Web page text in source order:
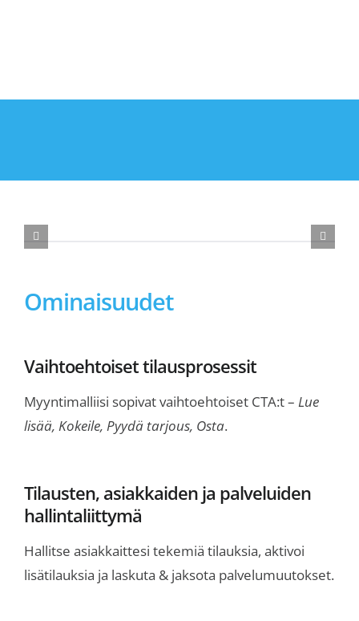
Ominaisuudet
Vaihtoehtoiset tilausprosessit
Myyntimalliisi sopivat vaihtoehtoiset CTA:t – Lue
lisää, Kokeile, Pyydä tarjous, Osta.
Tilausten, asiakkaiden ja palveluiden
hallintaliittymä
Hallitse asiakkaittesi tekemiä tilauksia, aktivoi
lisätilauksia ja laskuta & jaksota palvelumuutokset.